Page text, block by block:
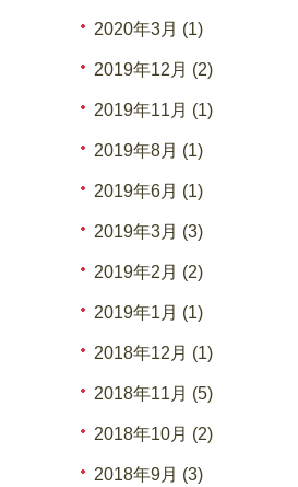
2020年3月 (1)
2019年12月 (2)
2019年11月 (1)
2019年8月 (1)
2019年6月 (1)
2019年3月 (3)
2019年2月 (2)
2019年1月 (1)
2018年12月 (1)
2018年11月 (5)
2018年10月 (2)
2018年9月 (3)